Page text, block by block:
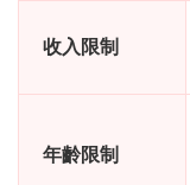
收入限制
年齡限制